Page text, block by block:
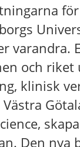
varandra.
och riket
klinisk
Den nya